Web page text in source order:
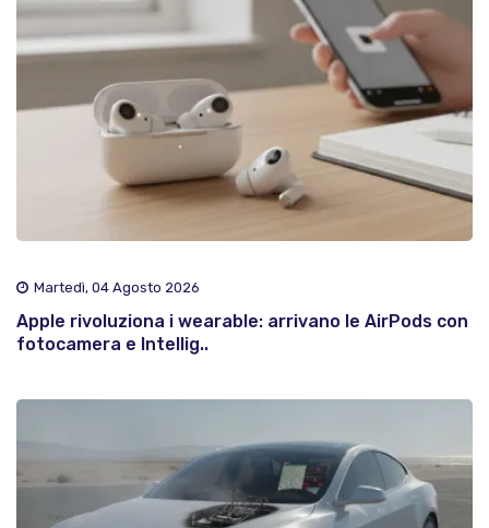
Martedì, 04 Agosto 2026
Apple rivoluziona i wearable: arrivano le AirPods con
fotocamera e Intellig..